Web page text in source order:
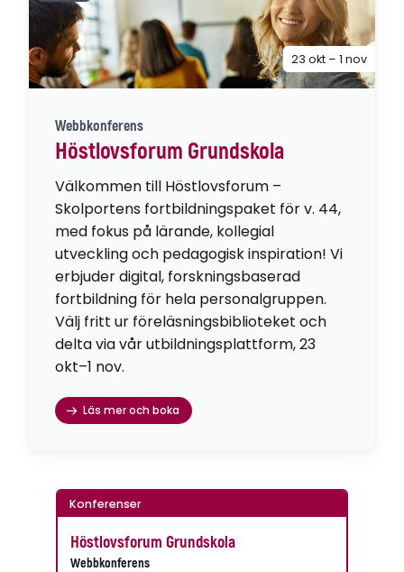
Webbkonferens
Höstlovsforum Grundskola
Välkommen till Höstlovsforum –
Skolportens fortbildningspaket för v. 44,
med fokus på lärande, kollegial
utveckling och pedagogisk inspiration! Vi
erbjuder digital, forskningsbaserad
fortbildning för hela personalgruppen.
Välj fritt ur föreläsningsbiblioteket och
delta via vår utbildningsplattform, 23
okt–1 nov.
Läs mer och boka
23 okt – 1 nov
Konferenser
Höstlovsforum Grundskola
Webbkonferens